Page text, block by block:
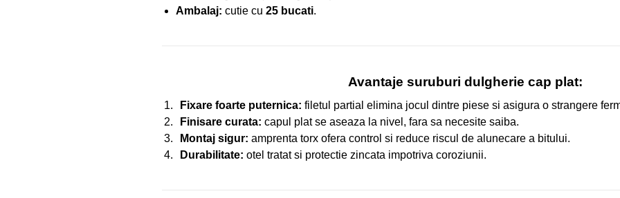
Ambalaj: cutie cu 25 bucati.
Avantaje suruburi dulgherie cap plat:
Fixare foarte puternica: filetul partial elimina jocul dintre piese si asigura o strangere
Finisare curata: capul plat se aseaza la nivel, fara sa necesite saiba.
Montaj sigur: amprenta torx ofera control si reduce riscul de alunecare a bitului.
Durabilitate: otel tratat si protectie zincata impotriva coroziunii.